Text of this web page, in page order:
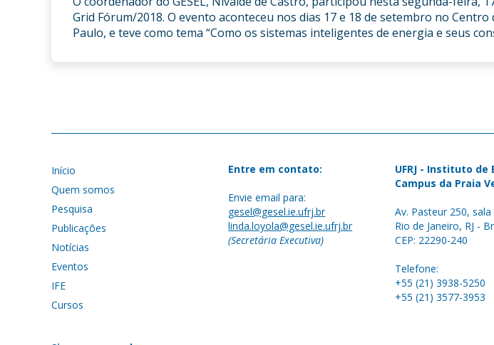
Grid Fórum/2018. O evento aconteceu nos dias 17 e 18 de setembro no Centro
Paulo, e teve como tema “Como os sistemas inteligentes de energia e seus
Início
Quem somos
Pesquisa
Publicações
Notícias
Eventos
IFE
Cursos
Entre em contato:
Envie email para:
gesel@gesel.ie.ufrj.br
linda.loyola@gesel.ie.ufrj.br
(Secretária Executiva)
UFRJ - Instituto de
Campus da Praia
Av. Pasteur 250,
Rio de Janeiro, RJ -
CEP: 22290-240
Telefone:
+55 (21) 3938-5250
+55 (21) 3577-3953